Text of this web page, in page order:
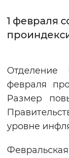
1 февраля
февраля
Размер
уровне